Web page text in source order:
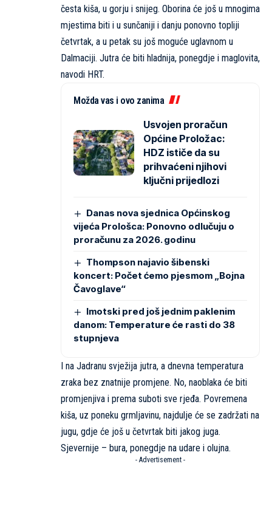
česta kiša, u gorju i snijeg. Oborina će još u mnogima
mjestima biti i u sunčaniji i danju ponovno topliji
četvrtak, a u petak su još moguće uglavnom u
Dalmaciji. Jutra će biti hladnija, ponegdje i maglovita,
navodi HRT.
Možda vas i ovo zanima
Usvojen proračun
Općine Proložac:
HDZ ističe da su
prihvaćeni njihovi
ključni prijedlozi
Danas nova sjednica Općinskog
vijeća Prološca: Ponovno odlučuju o
proračunu za 2026. godinu
Thompson najavio šibenski
koncert: Počet ćemo pjesmom „Bojna
Čavoglave“
Imotski pred još jednim paklenim
danom: Temperature će rasti do 38
stupnjeva
I na Jadranu svježija jutra, a dnevna temperatura
zraka bez znatnije promjene. No, naoblaka će biti
promjenjiva i prema suboti sve rjeđa. Povremena
kiša, uz poneku grmljavinu, najdulje će se zadržati na
jugu, gdje će još u četvrtak biti jakog juga.
Sjevernije – bura, ponegdje na udare i olujna.
- Advertisement -